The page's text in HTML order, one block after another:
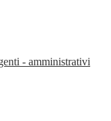
- amministrativi